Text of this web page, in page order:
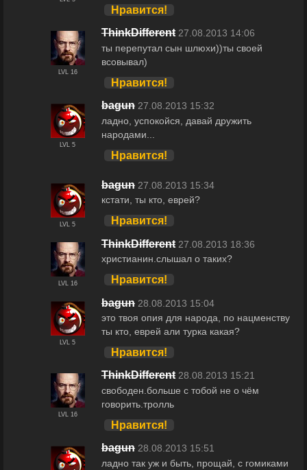
Нравится!
LVL 16
ThinkDifferent 27.08.2013 14:06
ты перепутал сын шлюхи))ты своей
всовывал)
Нравится!
LVL 5
bagun 27.08.2013 15:32
ладно, успокойся, давай дружить
народами...
Нравится!
LVL 5
bagun 27.08.2013 15:34
кстати, ты кто, еврей?
Нравится!
LVL 16
ThinkDifferent 27.08.2013 18:36
христианин.слышал о таких?
Нравится!
LVL 5
bagun 28.08.2013 15:04
это твоя опия для народа, по нацменству
ты кто, еврей али турка какая?
Нравится!
LVL 16
ThinkDifferent 28.08.2013 15:21
свободен.больше с тобой не о чём
говорить.тролль
Нравится!
bagun 28.08.2013 15:51
ладно так уж и быть, прощай, с гомиками